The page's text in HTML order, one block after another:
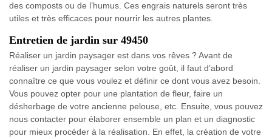
des composts ou de l’humus. Ces engrais naturels seront très
utiles et très efficaces pour nourrir les autres plantes.
Entretien de jardin sur 49450
Réaliser un jardin paysager est dans vos rêves ? Avant de
réaliser un jardin paysager selon votre goût, il faut d’abord
connaître ce que vous voulez et définir ce dont vous avez besoin.
Vous pouvez opter pour une plantation de fleur, faire un
désherbage de votre ancienne pelouse, etc. Ensuite, vous pouvez
nous contacter pour élaborer ensemble un plan et un diagnostic
pour mieux procéder à la réalisation. En effet, la création de votre